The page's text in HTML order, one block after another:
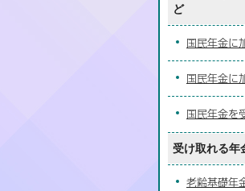
ど
国民年金に
国民年金に
国民年金を
受け取れる年
老齢基礎年